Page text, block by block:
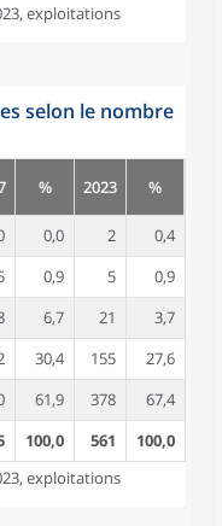
exploitations
selon le nombre
% 2023 %
0,0 2
0,4
0,9 5
0,9
6,7 21
3,7
30,4 155
27,6
61,9 378
67,4
100,0 561
100,0
exploitations